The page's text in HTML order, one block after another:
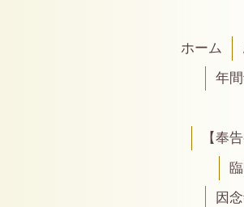
ホーム
年
【奉
因